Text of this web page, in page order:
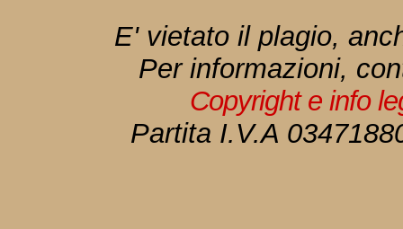
E' vietato il plagio,
Per informazioni,
Copyright e info
Partita I.V.A